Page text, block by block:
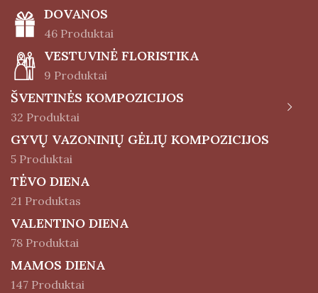
DOVANOS
46 Produktai
VESTUVINĖ FLORISTIKA
9 Produktai
ŠVENTINĖS KOMPOZICIJOS
32 Produktai
GYVŲ VAZONINIŲ GĖLIŲ KOMPOZICIJOS
5 Produktai
TĖVO DIENA
21 Produktas
VALENTINO DIENA
78 Produktai
MAMOS DIENA
147 Produktai